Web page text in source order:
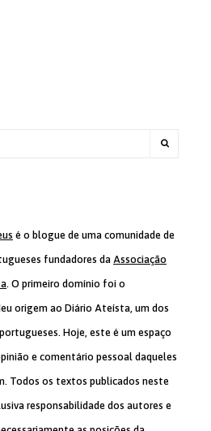
é o blogue de uma comunidade de
fundadores da Associação
. O primeiro domínio foi o
origem ao Diário Ateísta, um dos
Hoje, este é um espaço
e comentário pessoal daqueles
Todos os textos publicados neste
responsabilidade dos autores e